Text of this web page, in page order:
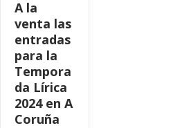
A la
venta las
entradas
para la
Tempora
da Lírica
2024 en A
Coruña